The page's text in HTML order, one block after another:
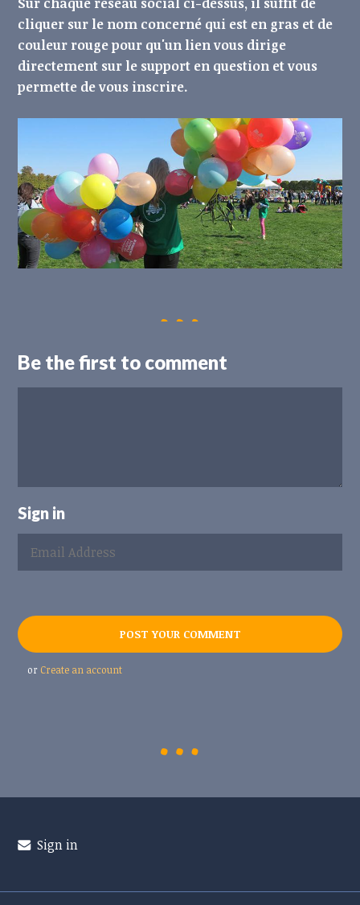
cliquer sur le nom concerné qui est en gras et de
couleur rouge pour qu'un lien vous dirige
directement sur le support en question et vous
permette de vous inscrire.
Be the first to comment
Sign in
or Create an account
Sign in